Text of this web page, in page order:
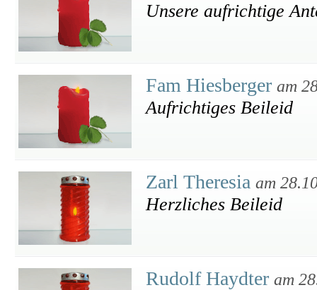
Unsere aufrichtige
Fam Hiesberger am
Aufrichtiges Beileid
Zarl Theresia am
Herzliches Beileid
Rudolf Haydter am